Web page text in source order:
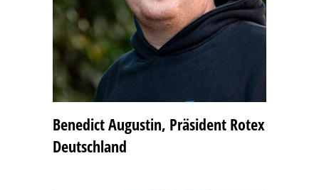
Benedict Augustin, Präsident Rotex
Deutschland